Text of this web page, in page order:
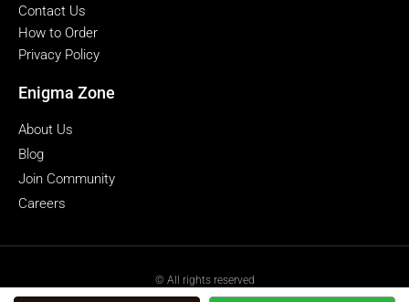
Contact Us
How to Order
Privacy Policy
Enigma Zone
About Us
Blog
Join Community
Careers
© All rights reserved